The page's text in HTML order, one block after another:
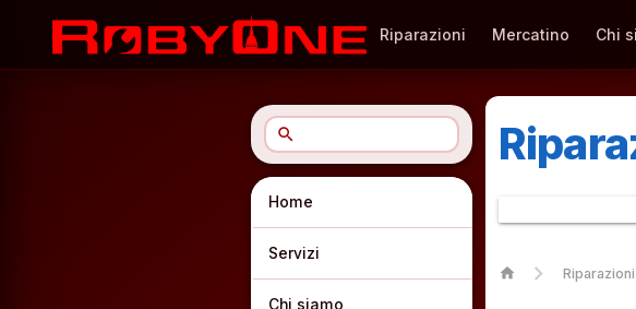
Riparazioni Mercatino Chi
search
Home
Servizi
Chi siamo
home Riparazioni